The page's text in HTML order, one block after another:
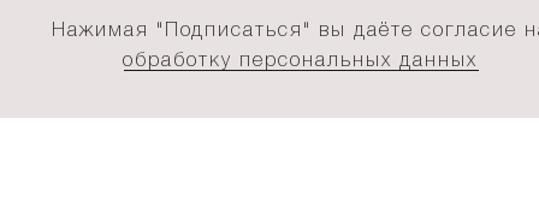
Нажимая "Подписаться" вы даёте согласие
обработку персональных данных